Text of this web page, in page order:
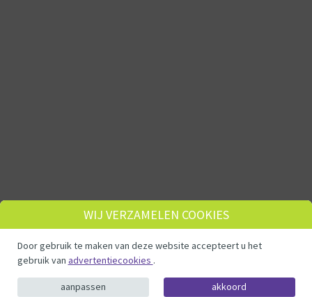
WIJ VERZAMELEN COOKIES
Door gebruik te maken van deze website accepteert u het
gebruik van advertentiecookies .
aanpassen akkoord